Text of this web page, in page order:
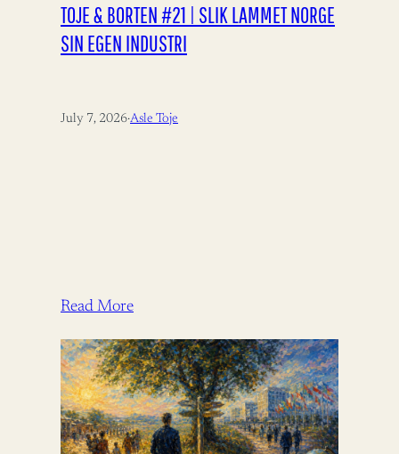
TOJE & BORTEN #21 | SLIK LAMMET NORGE
SIN EGEN INDUSTRI
July 7, 2026·Asle Toje
Read More